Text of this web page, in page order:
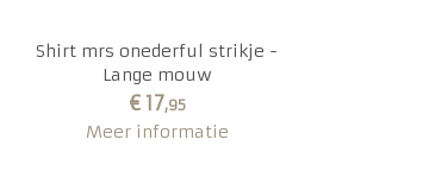
Shirt mrs onederful strikje -
Lange mouw
€ 17,95
Meer informatie